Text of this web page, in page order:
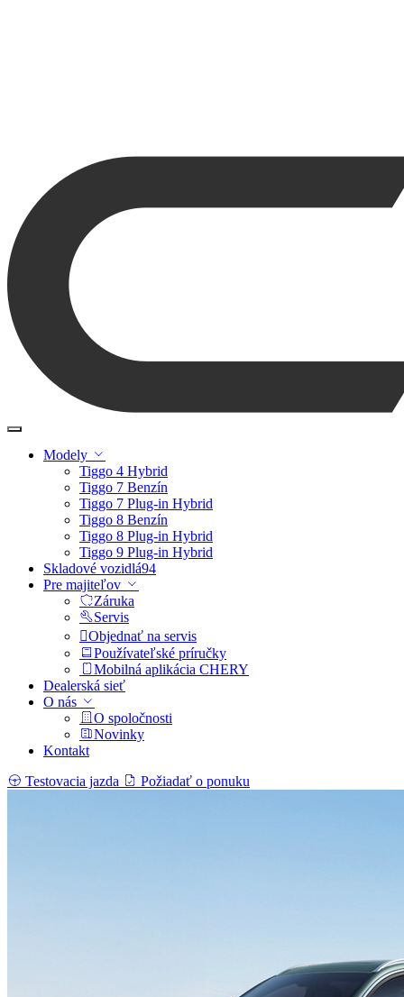
Modely
Tiggo 4 Hybrid
Tiggo 7 Benzín
Tiggo 7 Plug-in Hybrid
Tiggo 8 Benzín
Tiggo 8 Plug-in Hybrid
Tiggo 9 Plug-in Hybrid
Skladové vozidlá94
Pre majiteľov
Záruka
Servis
Objednať na servis
Používateľské príručky
Mobilná aplikácia CHERY
Dealerská sieť
O nás
O spoločnosti
Novinky
Kontakt
Testovacia jazda
Požiadať o ponuku